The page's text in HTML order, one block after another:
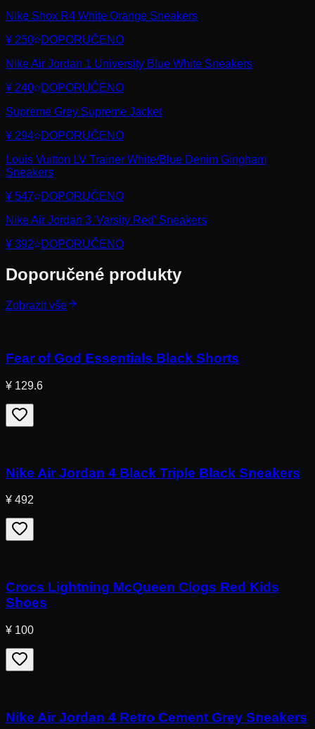
Nike Shox R4 White Orange Sneakers
¥ 250
DOPORUČENO
Nike Air Jordan 1 University Blue White Sneakers
¥ 240
DOPORUČENO
Supreme Grey Supreme Jacket
¥ 294
DOPORUČENO
Louis Vuitton LV Trainer White/Blue Denim Gingham
Sneakers
¥ 547
DOPORUČENO
Nike Air Jordan 3 'Varsity Red' Sneakers
¥ 392
DOPORUČENO
Doporučené produkty
Zobrazit vše
Fear of God Essentials Black Shorts
¥ 129.6
Nike Air Jordan 4 Black Triple Black Sneakers
¥ 492
Crocs Lightning McQueen Clogs Red Kids
Shoes
¥ 100
Nike Air Jordan 4 Retro Cement Grey Sneakers